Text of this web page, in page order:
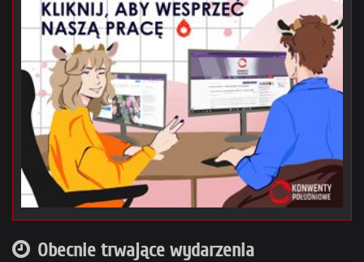
Obecnie trwające wydarzenia